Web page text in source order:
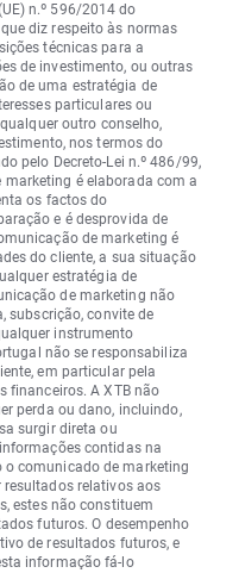
n.º 596/2014 do
diz respeito às normas
técnicas para a
de investimento, ou outras
de uma estratégia de
particulares ou
outro conselho,
nos termos do
pelo Decreto-Lei n.º 486/99,
é elaborada com a
os factos do
e é desprovida de
de marketing é
do cliente, a sua situação
estratégia de
de marketing não
subscrição, convite de
instrumento
não se responsabiliza
em particular pela
financeiros. A XTB não
perda ou dano, incluindo,
surgir direta ou
contidas na
comunicado de marketing
relativos aos
estes não constituem
futuros. O desempenho
de resultados futuros, e
informação fá-lo